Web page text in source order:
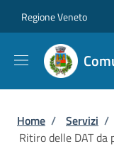
Regione Veneto
Briciole
Home / Servizi /
Ritiro delle DAT